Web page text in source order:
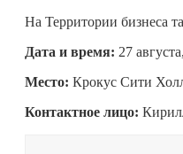
На Территории бизнеса
Дата и время: 27
Место: Крокус Сити
Контактное лицо: